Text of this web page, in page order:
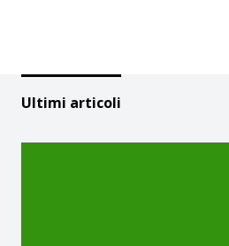
Ultimi articoli